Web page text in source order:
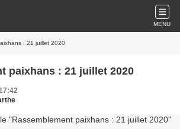
MENU
: 21 juillet 2020
paixhans : 21 juillet 2020